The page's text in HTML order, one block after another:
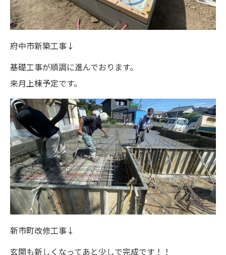
府中市新築工事↓
基礎工事が順調に進んでおります。
来月上棟予定です。
新市町改修工事↓
玄関も新しくなってあと少しで完成です！！